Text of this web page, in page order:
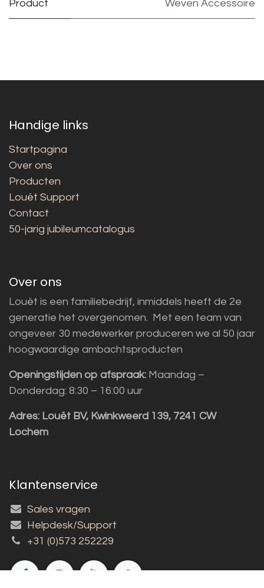
Product Weven Accessoire
Handige links
Startpagina
Over ons
Producten
Louët Support
Contact
50-jarig jubileumcatalogus
Over ons
Louët is een familiebedrijf, inmiddels heeft de 2e
generatie het overgenomen. Met een team van
ongeveer 30 medewerker produceren we al 50 jaar
hoogwaardige ambachtsproducten
Openingstijden op afspraak: Maandag –
Donderdag: 8:30 – 16:00 uur
Adres: Louët BV, Kwinkweerd 139, 7241 CW
Lochem
Klantenservice
Sales vragen
Helpdesk/Support
+31 (0)573 252229